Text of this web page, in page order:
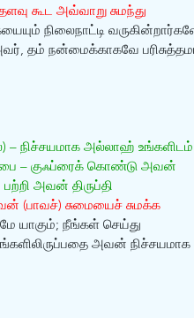
கூட அவ்வாறு சுமந்து
நிலைநாட்டி
தம் நன்மைக்காகவே
– நிச்சயமாக அல்லாஹ் உங்களிடம்
– குஃப்ரைக் கொண்டு அவன்
அவன் திருப்தி
(பாவச்) சுமையைச் சுமக்க
யாகும்; நீங்கள் செய்து
அவன் நிச்சயமாக